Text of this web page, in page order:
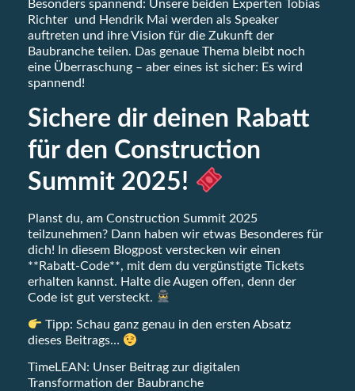
Besonders spannend: Unsere beiden Experten Tobias
Richter und Hendrik Mai werden als Speaker
auftreten und ihre Vision für die Zukunft der
Baubranche teilen. Das genaue Thema bleibt noch
eine Überraschung – aber eines ist sicher: Es wird
spannend!
Sichere dir deinen Rabatt
für den Construction
Summit 2025!
Planst du, am Construction Summit 2025
teilzunehmen? Dann haben wir etwas Besonderes für
dich! In diesem Blogpost verstecken wir einen
**Rabatt-Code**, mit dem du vergünstigte Tickets
erhalten kannst. Halte die Augen offen, denn der
Code ist gut versteckt.
Tipp: Schau ganz genau in den ersten Absatz
dieses Beitrags…
TimeLEAN: Unser Beitrag zur digitalen
Transformation der Baubranche